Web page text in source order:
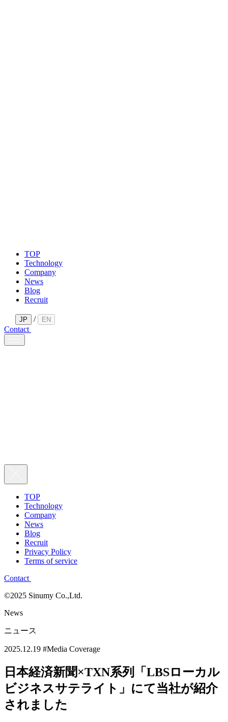
TOP
Technology
Company
News
Blog
Recruit
JP / EN
Contact
TOP
Technology
Company
News
Blog
Recruit
Privacy Policy
Terms of service
Contact
©2025 Sinumy Co.,Ltd.
News
ニュース
2025.12.19 #Media Coverage
日本経済新聞×TXN系列「LBSローカル
ビジネスサテライト」にて当社が紹介
されました